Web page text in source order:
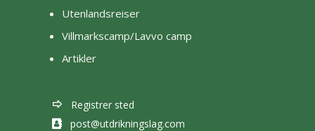
Utenlandsreiser
Villmarkscamp/Lavvo camp
Artikler
Registrer sted
post@utdrikningslag.com